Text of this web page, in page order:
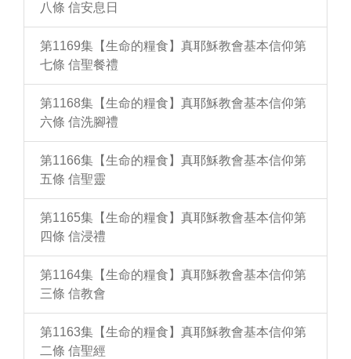
八條 信安息日
第1169集【生命的糧食】真耶穌教會基本信仰第
七條 信聖餐禮
第1168集【生命的糧食】真耶穌教會基本信仰第
六條 信洗腳禮
第1166集【生命的糧食】真耶穌教會基本信仰第
五條 信聖靈
第1165集【生命的糧食】真耶穌教會基本信仰第
四條 信浸禮
第1164集【生命的糧食】真耶穌教會基本信仰第
三條 信教會
第1163集【生命的糧食】真耶穌教會基本信仰第
二條 信聖經